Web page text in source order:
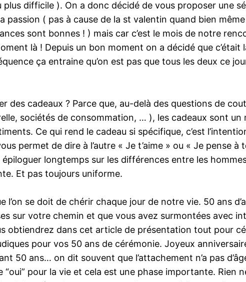
difficile ). On a donc décidé de vous proposer une
passion ( pas à cause de la st valentin quand bien
sont bonnes ! ) mais car c’est le mois de notre
là ! Depuis un bon moment on a décidé que
ça entraine qu’on est pas que tous les deux ce
des cadeaux ? Parce que, au-delà des questions de
sociétés de consommation, … ), les cadeaux sont
Ce qui rend le cadeau si spécifique, c’est
permet de dire à l’autre « Je t’aime » ou « Je pense
longtemps sur les différences entre les
Et pas toujours uniforme.
l’on se doit de chérir chaque jour de notre vie. 50 ans
sur votre chemin et que vous avez surmontées avec
obtiendrez dans cet article de présentation tout pour
pour vos 50 ans de cérémonie. Joyeux
50 ans… on dit souvent que l’attachement n’a pas
“oui” pour la vie et cela est une phase importante. Rien